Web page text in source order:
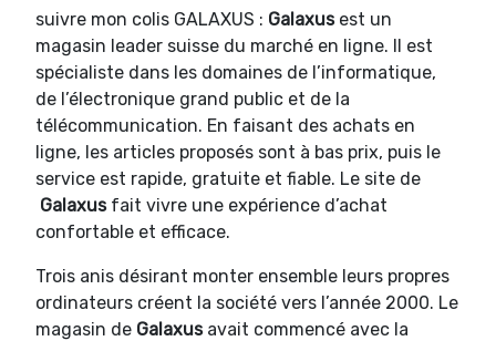
suivre mon colis GALAXUS : Galaxusest un
magasin leader suisse du marché en ligne. Il est
spécialiste dans les domaines de l’informatique,
de l’électronique grand public et de la
télécommunication. En faisant des achats en
ligne, les articles proposés sont à bas prix, puis le
service est rapide, gratuite et fiable. Le site de
Galaxus fait vivre une expérience d’achat
confortable et efficace.
Trois anis désirant monter ensemble leurs propres
ordinateurs créent la société vers l’année 2000. Le
magasin de Galaxusavait commencé avec la